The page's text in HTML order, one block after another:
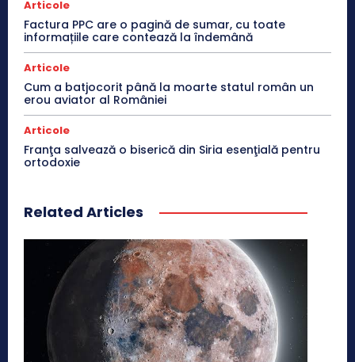
Articole
Factura PPC are o pagină de sumar, cu toate
informațiile care contează la îndemână
Articole
Cum a batjocorit până la moarte statul român un
erou aviator al României
Articole
Franţa salvează o biserică din Siria esenţială pentru
ortodoxie
Related Articles